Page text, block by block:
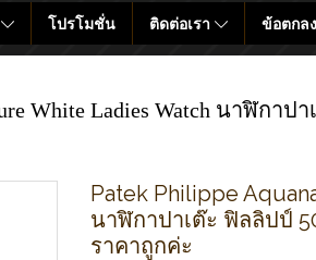
โปรโมชั่น ติดต่อเรา ข้อตกล
White Ladies Watch นาฬิ
Patek Philippe
นาฬิกาปาเต๊ะ ฟิลลิปป์
ราคาถูกค่ะ